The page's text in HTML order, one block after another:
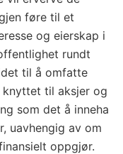
føre til et
og eierskap i
rundt
til å omfatte
knyttet til aksjer og
som det å inneha
uavhengig av om
oppgjør.